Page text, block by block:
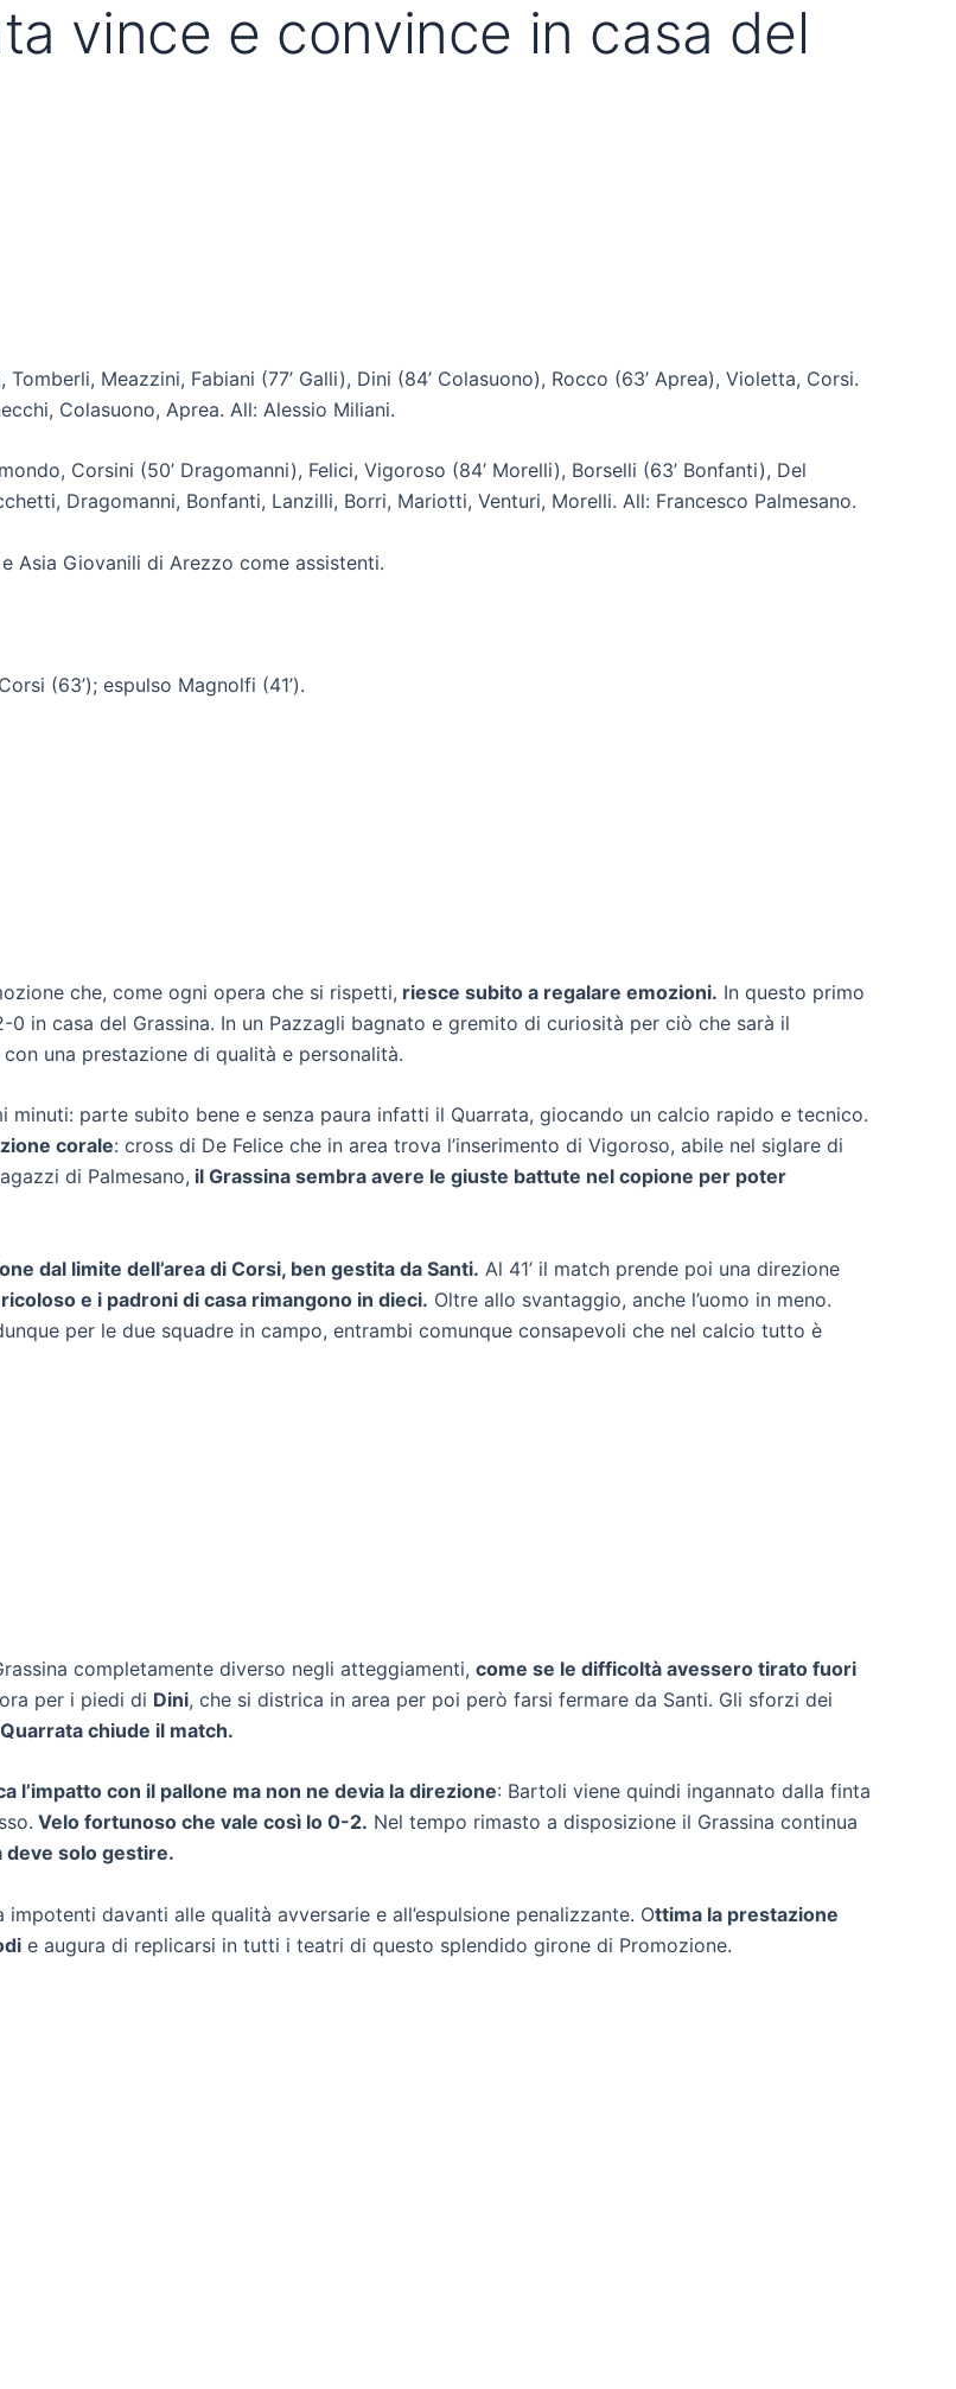
vince e convince in casa del
Meazzini, Fabiani (77’ Galli), Dini (84’ Colasuono), Rocco (63’ Aprea), Violetta, Corsi.
Colasuono, Aprea. All: Alessio Miliani.
Corsini (50’ Dragomanni), Felici, Vigoroso (84’ Morelli), Borselli (63’ Bonfanti), Del
Dragomanni, Bonfanti, Lanzilli, Borri, Mariotti, Venturi, Morelli. All: Francesco Palmesano.
Asia Giovanili di Arezzo come assistenti.
(63’); espulso Magnolfi (41’).
che, come ogni opera che si rispetti, riesce subito a regalare emozioni. In questo primo
0 in casa del Grassina. In un Pazzagli bagnato e gremito di curiosità per ciò che sarà il
una prestazione di qualità e personalità.
parte subito bene e senza paura infatti il Quarrata, giocando un calcio rapido e tecnico.
corale: cross di De Felice che in area trova l’inserimento di Vigoroso, abile nel siglare di
di Palmesano, il Grassina sembra avere le giuste battute nel copione per poter
dal limite dell’area di Corsi, ben gestita da Santi. Al 41’ il match prende poi una direzione
e i padroni di casa rimangono in dieci. Oltre allo svantaggio, anche l’uomo in meno.
per le due squadre in campo, entrambi comunque consapevoli che nel calcio tutto è
completamente diverso negli atteggiamenti, come se le difficoltà avessero tirato fuori
per i piedi di Dini, che si districa in area per poi però farsi fermare da Santi. Gli sforzi dei
Quarrata chiude il match.
l’impatto con il pallone ma non ne devia la direzione: Bartoli viene quindi ingannato dalla finta
Velo fortunoso che vale così lo 0-2. Nel tempo rimasto a disposizione il Grassina continua
deve solo gestire.
davanti alle qualità avversarie e all’espulsione penalizzante. Ottima la prestazione
e augura di replicarsi in tutti i teatri di questo splendido girone di Promozione.